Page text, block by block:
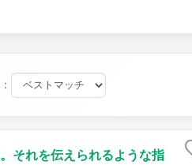
それを伝えられるような指